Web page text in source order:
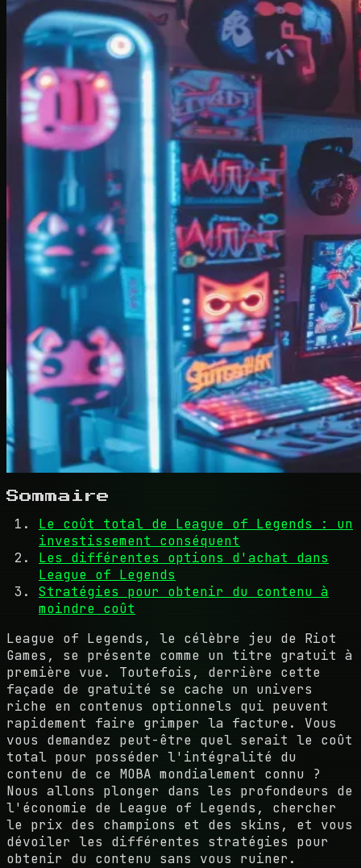
Sommaire
Le coût total de League of Legends : un
investissement conséquent
Les différentes options d'achat dans
League of Legends
Stratégies pour obtenir du contenu à
moindre coût
League of Legends, le célèbre jeu de Riot
Games, se présente comme un titre gratuit à
première vue. Toutefois, derrière cette
façade de gratuité se cache un univers
riche en contenus optionnels qui peuvent
rapidement faire grimper la facture. Vous
vous demandez peut-être quel serait le coût
total pour posséder l'intégralité du
contenu de ce MOBA mondialement connu ?
Nous allons plonger dans les profondeurs de
l'économie de League of Legends, chercher
le prix des champions et des skins, et vous
dévoiler les différentes stratégies pour
obtenir du contenu sans vous ruiner.